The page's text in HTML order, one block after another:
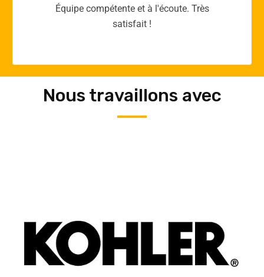
Merci yellow365.work pour votre expertise!
Nous travaillons avec